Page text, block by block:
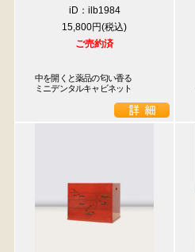
iD：ilb1984
15,800円
ご売約済
中を開くと薬品の匂い香る
ミニデンタルキャビネット